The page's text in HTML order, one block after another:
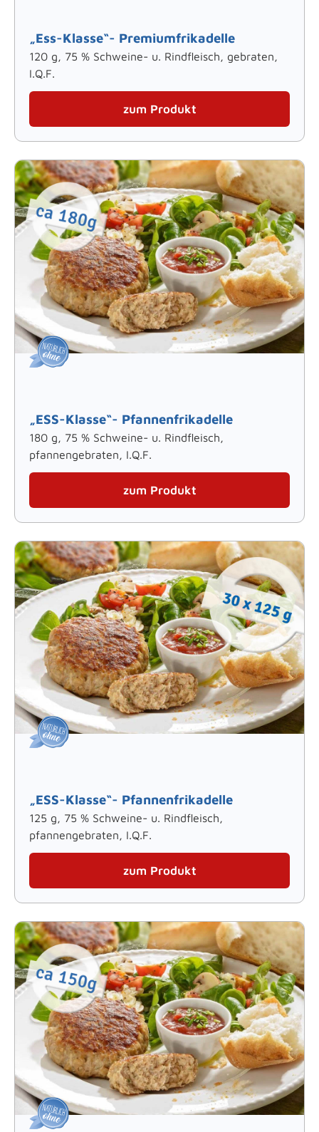
„Ess-Klasse“- Premiumfrikadelle
120 g, 75 % Schweine- u. Rindfleisch, gebraten,
I.Q.F.
zum Produkt
„ESS-Klasse“- Pfannenfrikadelle
180 g, 75 % Schweine- u. Rindfleisch,
pfannengebraten, I.Q.F.
zum Produkt
„ESS-Klasse“- Pfannenfrikadelle
125 g, 75 % Schweine- u. Rindfleisch,
pfannengebraten, I.Q.F.
zum Produkt